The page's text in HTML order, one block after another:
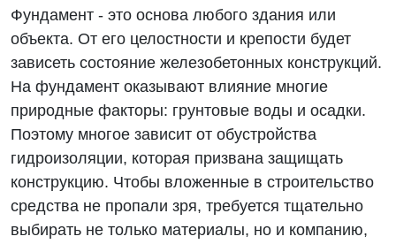
Фундамент - это основа любого здания или
объекта. От его целостности и крепости будет
зависеть состояние железобетонных конструкций.
На фундамент оказывают влияние многие
природные факторы: грунтовые воды и осадки.
Поэтому многое зависит от обустройства
гидроизоляции, которая призвана защищать
конструкцию. Чтобы вложенные в строительство
средства не пропали зря, требуется тщательно
выбирать не только материалы, но и компанию,